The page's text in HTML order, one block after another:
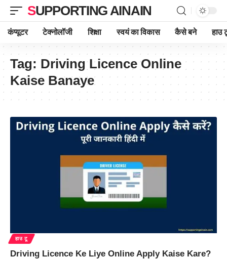
SUPPORTING AINAIN
कंप्यूटर टेक्नोलॉजी शिक्षा स्वयं का विकास कैसे बने हाउ
Tag: Driving Licence Online
Kaise Banaye
हाउ टू
Driving Licence Ke Liye Online Apply Kaise Kare?